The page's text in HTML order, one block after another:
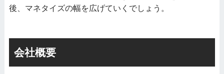
後、マネタイズの幅を広げていくでしょう。
会社概要